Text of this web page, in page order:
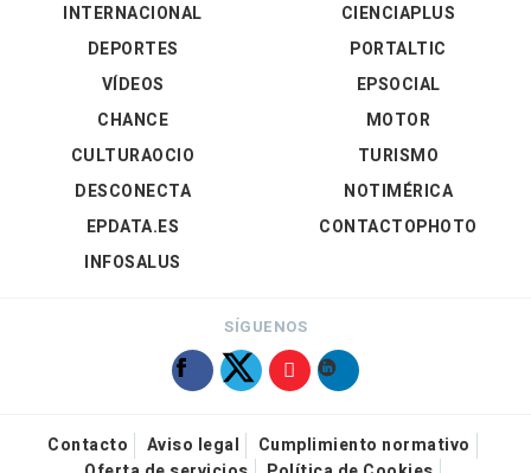
INTERNACIONAL
DEPORTES
VÍDEOS
CIENCIAPLUS
PORTALTIC
EPSOCIAL
CHANCE
CULTURAOCIO
DESCONECTA
EPDATA.ES
INFOSALUS
MOTOR
TURISMO
NOTIMÉRICA
CONTACTOPHOTO
SÍGUENOS
Contacto Aviso legal
Cumplimiento normativo